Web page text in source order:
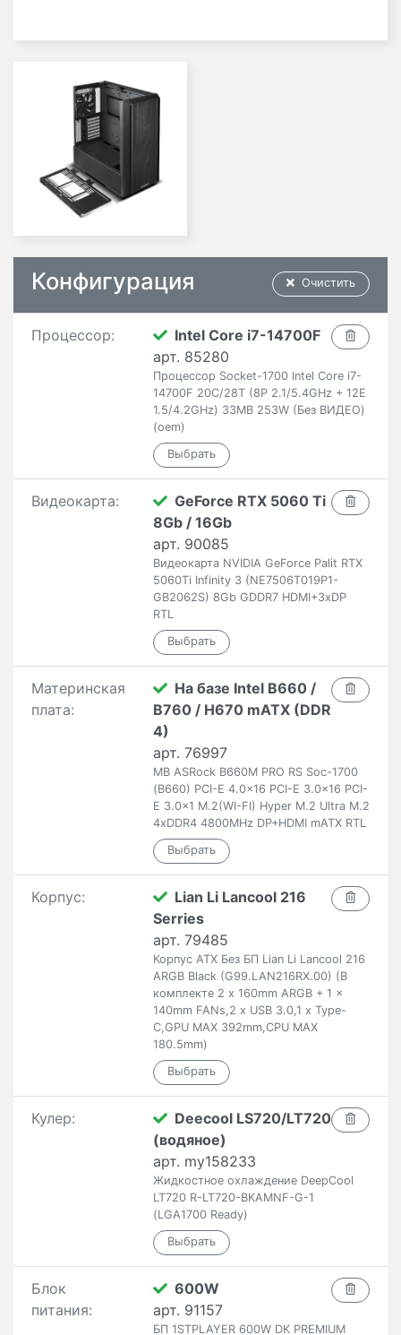
Очистить
Конфигурация
Процессор:
Intel Core i7-14700F
арт. 85280
Процессор Socket-1700 Intel Core i7-
14700F 20C/28T (8P 2.1/5.4GHz + 12E
1.5/4.2GHz) 33MB 253W (Без ВИДЕО)
(oem)
Видеокарта:
GeForce RTX 5060 Ti
8Gb / 16Gb
арт. 90085
Видеокарта NVIDIA GeForce Palit RTX
5060Ti Infinity 3 (NE7506T019P1-
GB2062S) 8Gb GDDR7 HDMI+3xDP
RTL
Материнская
плата:
На базе Intel B660 /
B760 / H670 mATX (DDR
4)
арт. 76997
MB ASRock B660M PRO RS Soc-1700
(B660) PCI-E 4.0x16 PCI-E 3.0x16 PCI-
E 3.0x1 M.2(WI-FI) Hyper M.2 Ultra M.2
4xDDR4 4800MHz DP+HDMI mATX RTL
Корпус:
Lian Li Lancool 216
Serries
арт. 79485
Корпус ATX Без БП Lian Li Lancool 216
ARGB Black (G99.LAN216RX.00) (В
комплекте 2 x 160mm ARGB + 1 x
140mm FANs,2 x USB 3.0,1 x Type-
C,GPU MAX 392mm,CPU MAX
180.5mm)
Кулер:
Deecool LS720/LT720
(водяное)
арт. my158233
Жидкостное охлаждение DeepCool
LT720 R-LT720-BKAMNF-G-1
(LGA1700 Ready)
Блок
питания:
600W
арт. 91157
БП 1STPLAYER 600W DK PREMIUM